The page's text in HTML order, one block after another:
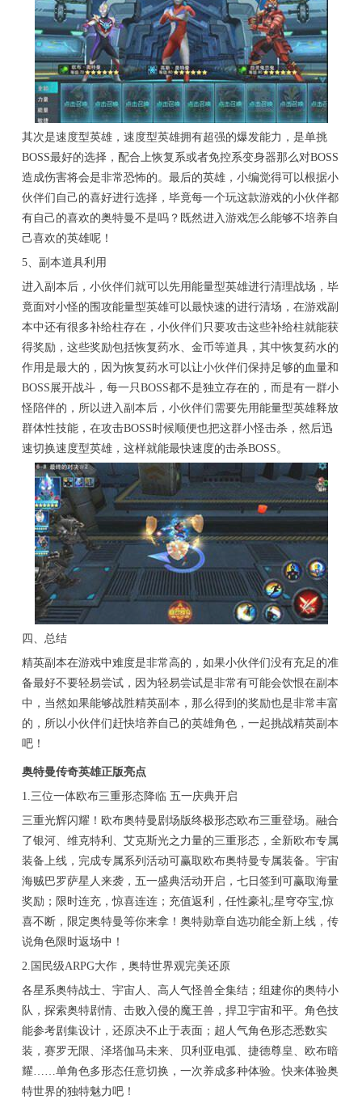
其次是速度型英雄，速度型英雄拥有超强的爆发能力，是单挑
BOSS最好的选择，配合上恢复系或者免控系变身器那么对BOSS
造成伤害将会是非常恐怖的。最后的英雄，小编觉得可以根据小
伙伴们自己的喜好进行选择，毕竟每一个玩这款游戏的小伙伴都
有自己的喜欢的奥特曼不是吗？既然进入游戏怎么能够不培养自
己喜欢的英雄呢！
5、副本道具利用
进入副本后，小伙伴们就可以先用能量型英雄进行清理战场，毕
竟面对小怪的围攻能量型英雄可以最快速的进行清场，在游戏副
本中还有很多补给柱存在，小伙伴们只要攻击这些补给柱就能获
得奖励，这些奖励包括恢复药水、金币等道具，其中恢复药水的
作用是最大的，因为恢复药水可以让小伙伴们保持足够的血量和
BOSS展开战斗，每一只BOSS都不是独立存在的，而是有一群小
怪陪伴的，所以进入副本后，小伙伴们需要先用能量型英雄释放
群体性技能，在攻击BOSS时候顺便也把这群小怪击杀，然后迅
速切换速度型英雄，这样就能最快速度的击杀BOSS。
四、总结
精英副本在游戏中难度是非常高的，如果小伙伴们没有充足的准
备最好不要轻易尝试，因为轻易尝试是非常有可能会饮恨在副本
中，当然如果能够战胜精英副本，那么得到的奖励也是非常丰富
的，所以小伙伴们赶快培养自己的英雄角色，一起挑战精英副本
吧！
奥特曼传奇英雄正版亮点
1.三位一体欧布三重形态降临 五一庆典开启
三重光辉闪耀！欧布奥特曼剧场版终极形态欧布三重登场。融合
了银河、维克特利、艾克斯光之力量的三重形态，全新欧布专属
装备上线，完成专属系列活动可赢取欧布奥特曼专属装备。宇宙
海贼巴罗萨星人来袭，五一盛典活动开启，七日签到可赢取海量
奖励；限时连充，惊喜连连；充值返利，任性豪礼;星穹夺宝,惊
喜不断，限定奥特曼等你来拿！奥特勋章自选功能全新上线，传
说角色限时返场中！
2.国民级ARPG大作，奥特世界观完美还原
各星系奥特战士、宇宙人、高人气怪兽全集结；组建你的奥特小
队，探索奥特剧情、击败入侵的魔王兽，捍卫宇宙和平。角色技
能参考剧集设计，还原决不止于表面；超人气角色形态悉数实
装，赛罗无限、泽塔伽马未来、贝利亚电弧、捷德尊皇、欧布暗
耀……单角色多形态任意切换，一次养成多种体验。快来体验奥
特世界的独特魅力吧！